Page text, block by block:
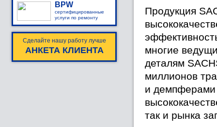
BPW
сертифицированные
услуги по ремонту
Сделайте нашу работу лучше
АНКЕТА КЛИЕНТА
Продукция
многие
деталям
миллионов
и демпферами
так и рынка